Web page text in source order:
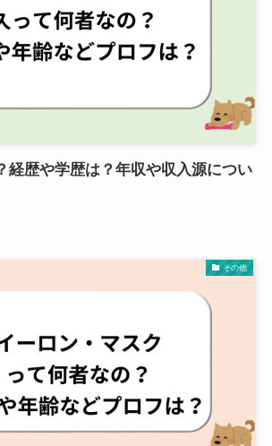
経歴や学歴は？年収や収入源につい
その他